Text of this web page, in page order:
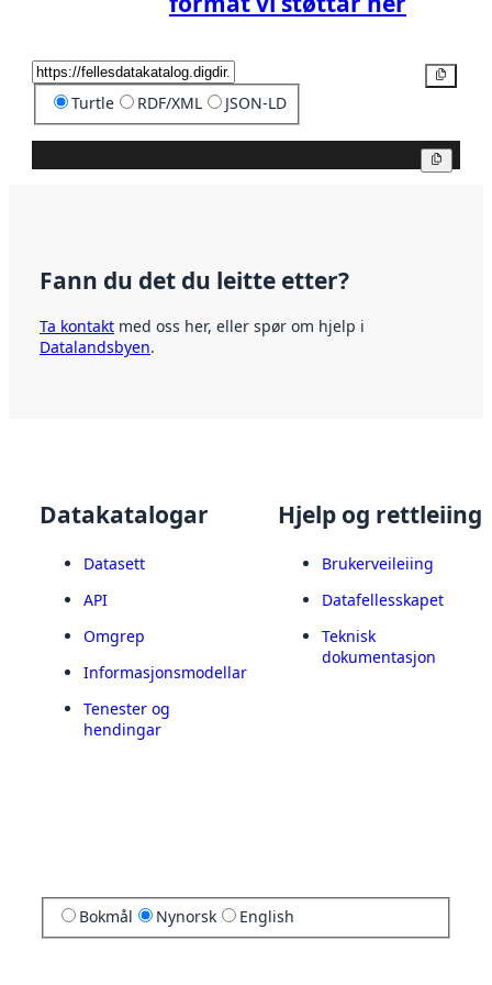
Turtle RDF/XML JSON-LD
Fann du det du leitte etter?
Ta kontakt med oss her, eller spør om hjelp i
Datalandsbyen.
Datakatalogar
Datasett
API
Omgrep
Informasjonsmodellar
Tenester og
hendingar
Hjelp og rettleiing
Brukerveileiing
Datafellesskapet
Teknisk
dokumentasjon
Bokmål Nynorsk English